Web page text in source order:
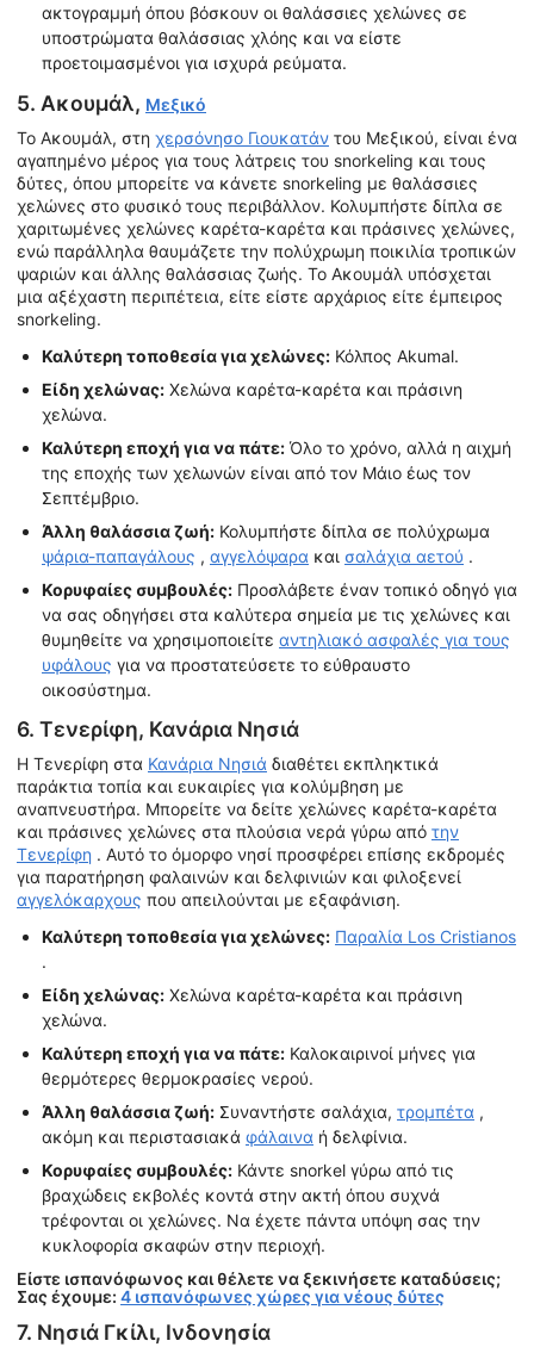
ακτογραμμή όπου βόσκουν οι θαλάσσιες χελώνες σε
υποστρώματα θαλάσσιας χλόης και να είστε
προετοιμασμένοι για ισχυρά ρεύματα.
5. Ακουμάλ, Μεξικό
Το Ακουμάλ, στη χερσόνησο Γιουκατάν του Μεξικού, είναι ένα
αγαπημένο μέρος για τους λάτρεις του snorkeling και τους
δύτες, όπου μπορείτε να κάνετε snorkeling με θαλάσσιες
χελώνες στο φυσικό τους περιβάλλον. Κολυμπήστε δίπλα σε
χαριτωμένες χελώνες καρέτα-καρέτα και πράσινες χελώνες,
ενώ παράλληλα θαυμάζετε την πολύχρωμη ποικιλία τροπικών
ψαριών και άλλης θαλάσσιας ζωής. Το Ακουμάλ υπόσχεται
μια αξέχαστη περιπέτεια, είτε είστε αρχάριος είτε έμπειρος
snorkeling.
Καλύτερη τοποθεσία για χελώνες: Κόλπος Akumal.
Είδη χελώνας: Χελώνα καρέτα-καρέτα και πράσινη
χελώνα.
Καλύτερη εποχή για να πάτε: Όλο το χρόνο, αλλά η αιχμή
της εποχής των χελωνών είναι από τον Μάιο έως τον
Σεπτέμβριο.
Άλλη θαλάσσια ζωή: Κολυμπήστε δίπλα σε πολύχρωμα
ψάρια-παπαγάλους , αγγελόψαρα και σαλάχια αετού .
Κορυφαίες συμβουλές: Προσλάβετε έναν τοπικό οδηγό για
να σας οδηγήσει στα καλύτερα σημεία με τις χελώνες και
θυμηθείτε να χρησιμοποιείτε αντηλιακό ασφαλές για τους
υφάλους για να προστατεύσετε το εύθραυστο
οικοσύστημα.
6. Τενερίφη, Κανάρια Νησιά
Η Τενερίφη στα Κανάρια Νησιά διαθέτει εκπληκτικά
παράκτια τοπία και ευκαιρίες για κολύμβηση με
αναπνευστήρα. Μπορείτε να δείτε χελώνες καρέτα-καρέτα
και πράσινες χελώνες στα πλούσια νερά γύρω από την
Τενερίφη . Αυτό το όμορφο νησί προσφέρει επίσης εκδρομές
για παρατήρηση φαλαινών και δελφινιών και φιλοξενεί
αγγελόκαρχους που απειλούνται με εξαφάνιση.
Καλύτερη τοποθεσία για χελώνες: Παραλία Los Cristianos
.
Είδη χελώνας: Χελώνα καρέτα-καρέτα και πράσινη
χελώνα.
Καλύτερη εποχή για να πάτε: Καλοκαιρινοί μήνες για
θερμότερες θερμοκρασίες νερού.
Άλλη θαλάσσια ζωή: Συναντήστε σαλάχια, τρομπέτα ,
ακόμη και περιστασιακά φάλαινα ή δελφίνια.
Κορυφαίες συμβουλές: Κάντε snorkel γύρω από τις
βραχώδεις εκβολές κοντά στην ακτή όπου συχνά
τρέφονται οι χελώνες. Να έχετε πάντα υπόψη σας την
κυκλοφορία σκαφών στην περιοχή.
Είστε ισπανόφωνος και θέλετε να ξεκινήσετε καταδύσεις;
Σας έχουμε: 4 ισπανόφωνες χώρες για νέους δύτες
7. Νησιά Γκίλι, Ινδονησία